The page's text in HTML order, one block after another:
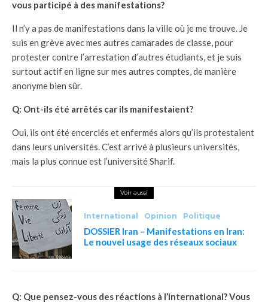
vous participé à des manifestations?
Il n’y a pas de manifestations dans la ville où je me trouve. Je
suis en grève avec mes autres camarades de classe, pour
protester contre l’arrestation d’autres étudiants, et je suis
surtout actif en ligne sur mes autres comptes, de manière
anonyme bien sûr.
Q: Ont-ils été arrêtés car ils manifestaient?
Oui, ils ont été encerclés et enfermés alors qu’ils protestaient
dans leurs universités. C’est arrivé à plusieurs universités,
mais la plus connue est l’université Sharif.
Voir aussi
International Opinion Politique
DOSSIER Iran – Manifestations en Iran:
Le nouvel usage des réseaux sociaux
Q: Que pensez-vous des réactions à l’international? Vous